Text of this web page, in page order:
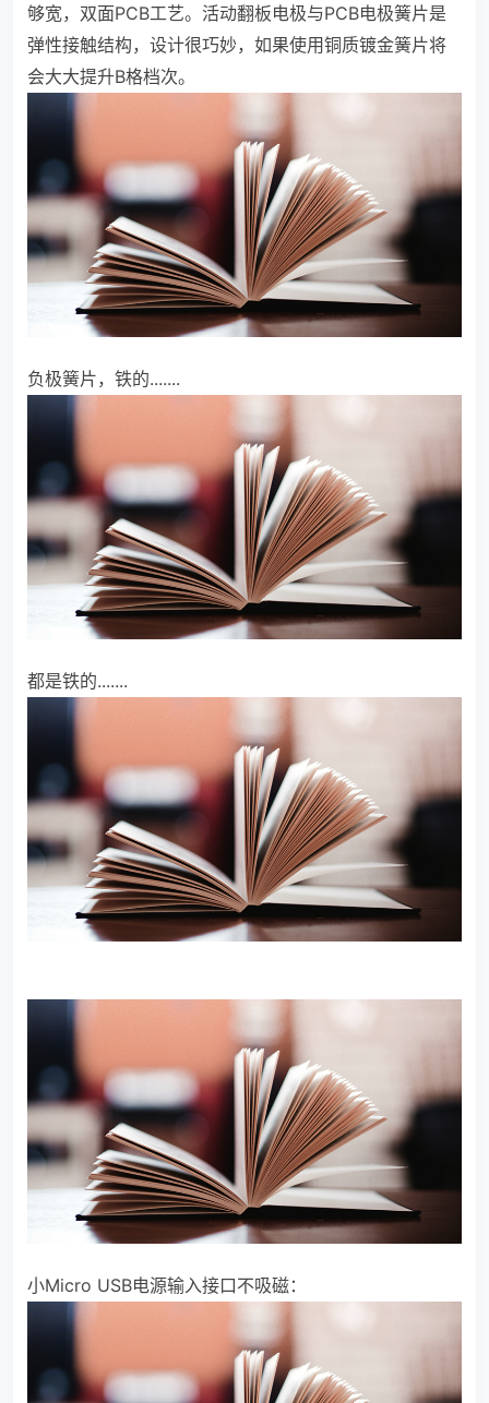
够宽，双面PCB工艺。活动翻板电极与PCB电极簧片是
弹性接触结构，设计很巧妙，如果使用铜质镀金簧片将
会大大提升B格档次。
负极簧片，铁的.......
都是铁的.......
小Micro USB电源输入接口不吸磁：